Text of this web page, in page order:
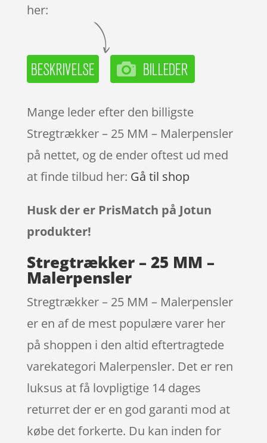
her:
Mange leder efter den billigste
Stregtrækker – 25 MM – Malerpensler
på nettet, og de ender oftest ud med
at finde tilbud her: Gå til shop
Husk der er PrisMatch på Jotun
produkter!
Stregtrækker – 25 MM –
Malerpensler
Stregtrækker – 25 MM – Malerpensler
er en af de mest populære varer her
på shoppen i den altid eftertragtede
varekategori Malerpensler. Det er ren
luksus at få lovpligtige 14 dages
returret der er en god garanti mod at
købe det forkerte. Du kan inden for